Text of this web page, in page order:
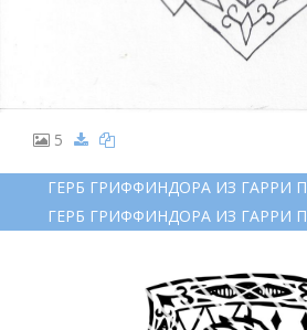
5
ГЕРБ ГРИФФИНДОРА ИЗ ГАРРИ
ГЕРБ ГРИФФИНДОРА ИЗ ГАРРИ